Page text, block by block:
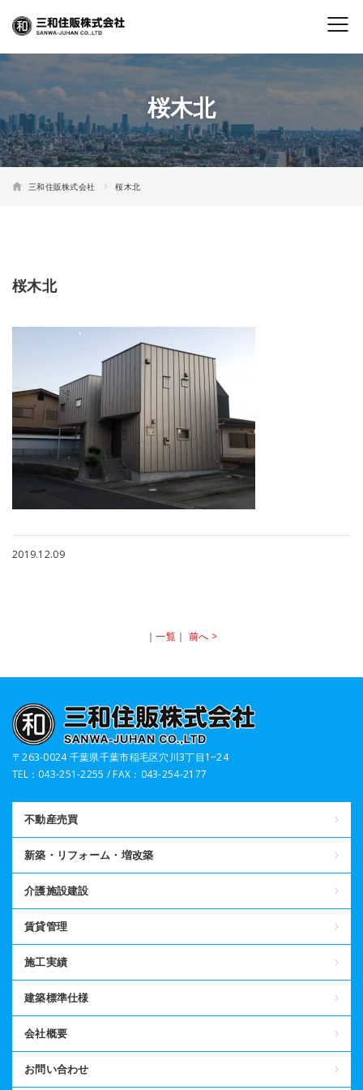
桜木北
三和住販株式会社 桜木北
桜木北
2019.12.09
｜一覧 ｜ 前へ >
〒263-0024 千葉県千葉市稲毛区穴川3丁目1−24
TEL：043-251-2255 / FAX：043-254-2177
不動産売買
新築・リフォーム・増改築
介護施設建設
賃貸管理
施工実績
建築標準仕様
会社概要
お問い合わせ